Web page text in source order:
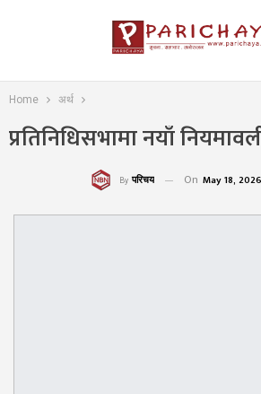
Home अर्थ
प्रतिनिधिसभामा नयाँ
By परिचय On May 18, 2026